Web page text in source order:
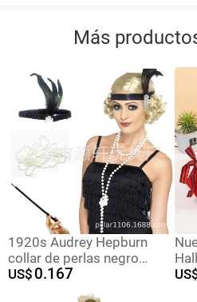
Más
1920s Audrey Hepburn
collar de perlas negro
tabaco varilla fuego placa
galvanoplastia con cuentas
US$ 0.167
de